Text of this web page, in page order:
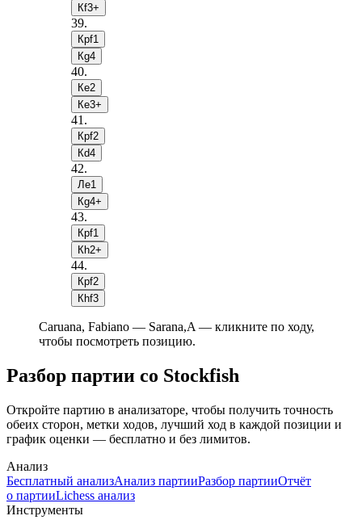
Кf3+
39.
Крf1
Кg4
40.
Кe2
Кe3+
41 .
Крf2
Кd4
42.
Лe1
Кg4+
43.
Крf1
Кh2+
44.
Крf2
Кhf3
Caruana, Fabiano — Sarana,A — кликните по ходу,
чтобы посмотреть позицию.
Разбор партии со Stockfish
Откройте партию в анализаторе, чтобы получить точность
обеих сторон, метки ходов, лучший ход в каждой позиции и
график оценки — бесплатно и без лимитов.
Анализ
Бесплатный анализАнализ партииРазбор партииОтчёт
о партииLichess анализ
Инструменты